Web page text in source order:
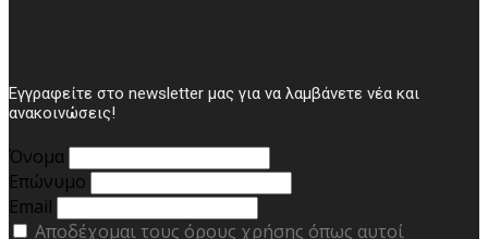
Εγγραφείτε στο newsletter μας για να λαμβάνετε νέα και
ανακοινώσεις!
Όνομα
Επώνυμο
Email
Αποδέχομαι τους όρους χρήσης όπως αυτοί